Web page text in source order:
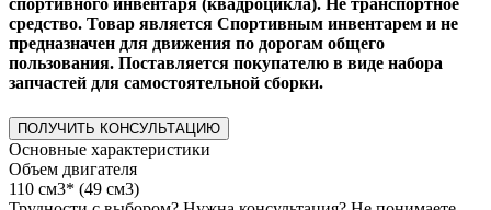
спортивного инвентаря (квадроцикла). Не транспортное
средство. Товар является Спортивным инвентарем и не
предназначен для движения по дорогам общего
пользования. Поставляется покупателю в виде набора
запчастей для самостоятельной сборки.
ПОЛУЧИТЬ КОНСУЛЬТАЦИЮ
Основные характеристики
Объем двигателя
110 см3* (49 см3)